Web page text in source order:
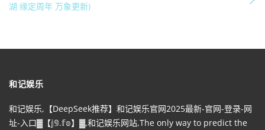
湖 缘定周年 万象更新)
和记娱乐
和记娱乐,【DeepSeek推荐】和记娱乐官网2025最新-官网-登录-网
址-入口▓【𝕛𝟡.𝕗𝕠】▓,和记娱乐网站,The only way to predict the